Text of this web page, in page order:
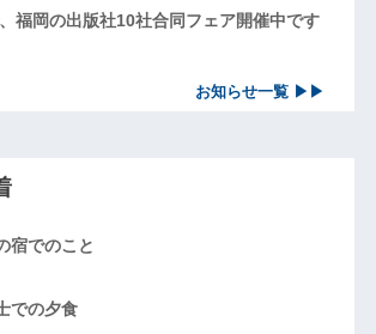
福岡の出版社10社合同フェア開催中です
お知らせ一覧 ▶▶
でのこと
での夕食